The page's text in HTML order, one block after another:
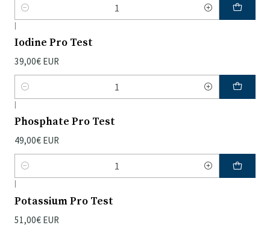
Quantidade
|
Iodine Pro Test
39,00€ EUR
Quantidade
|
Phosphate Pro Test
49,00€ EUR
Quantidade
|
Potassium Pro Test
51,00€ EUR